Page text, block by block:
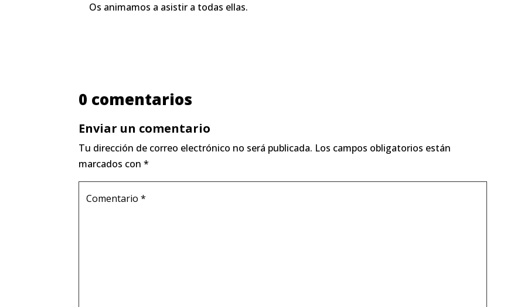
Os animamos a asistir a todas ellas.
0 comentarios
Enviar un comentario
Tu dirección de correo electrónico no será publicada. Los campos obligatorios están
marcados con*